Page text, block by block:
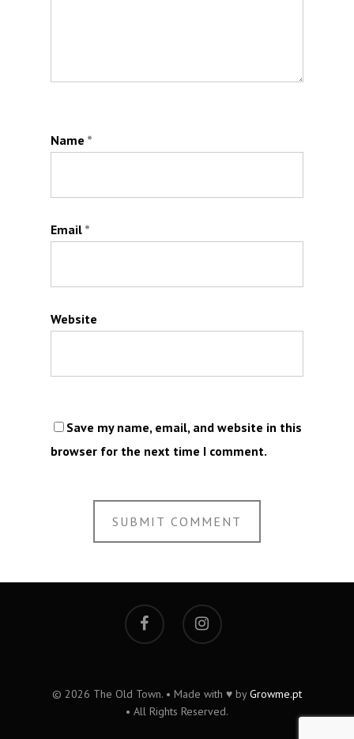
Name *
Email *
Website
Save my name, email, and website in this
browser for the next time I comment.
© 2026 The Old Town. • Made with ♥ byGrowme.pt
• All Rights Reserved.